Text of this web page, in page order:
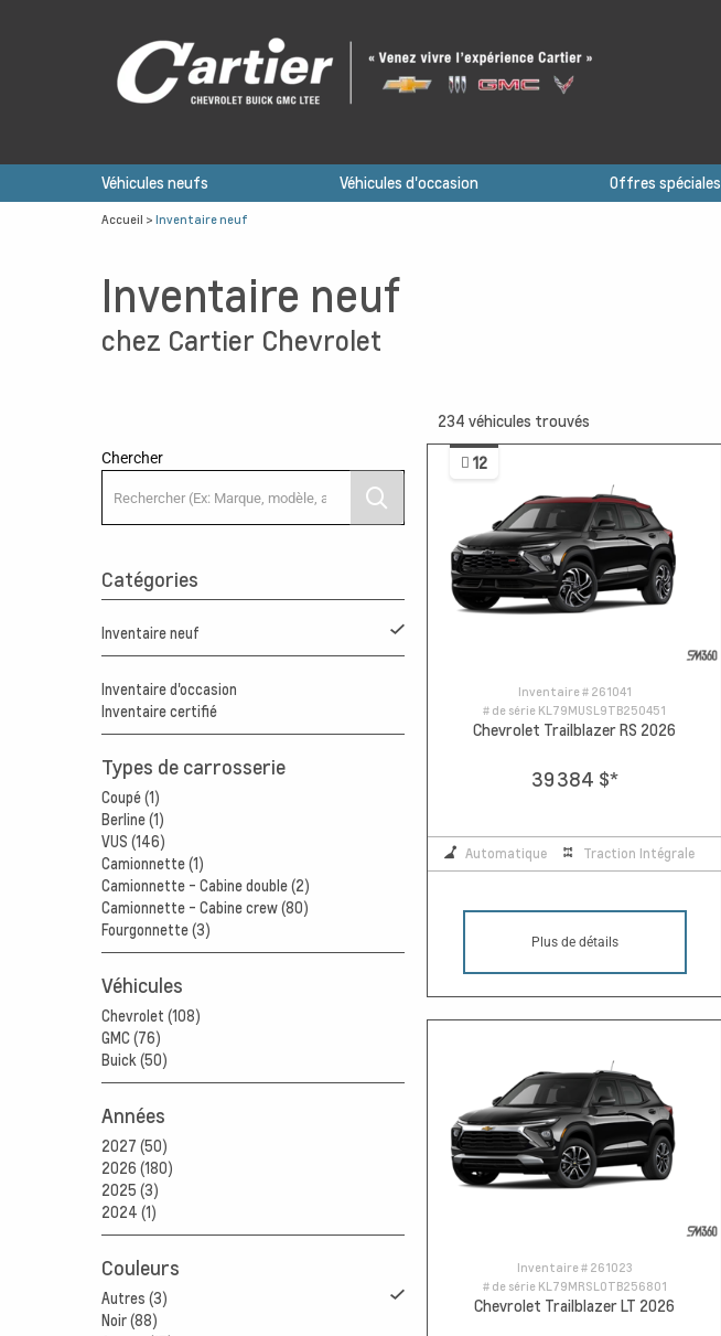
Véhicules neufs Véhicules d'occasion Offres spéciales
Accueil > Inventaire neuf
Inventaire neuf
chez Cartier Chevrolet
Chercher
Catégories
Inventaire neuf
Inventaire d'occasion
Inventaire certifié
Types de carrosserie
Coupé (1)
Berline (1)
VUS (146)
Camionnette (1)
Camionnette - Cabine double (2)
Camionnette - Cabine crew (80)
Fourgonnette (3)
Véhicules
Chevrolet (108)
GMC (76)
Buick (50)
Années
2027 (50)
2026 (180)
2025 (3)
2024 (1)
Couleurs
Autres (3)
Noir (88)
234 véhicules trouvés
12
Inventaire # 261041
# de série KL79MUSL9TB250451
Chevrolet Trailblazer RS 2026
39 384 $*
Automatique Traction Intégrale
Plus de détails
Inventaire # 261023
# de série KL79MRSL0TB256801
Chevrolet Trailblazer LT 2026